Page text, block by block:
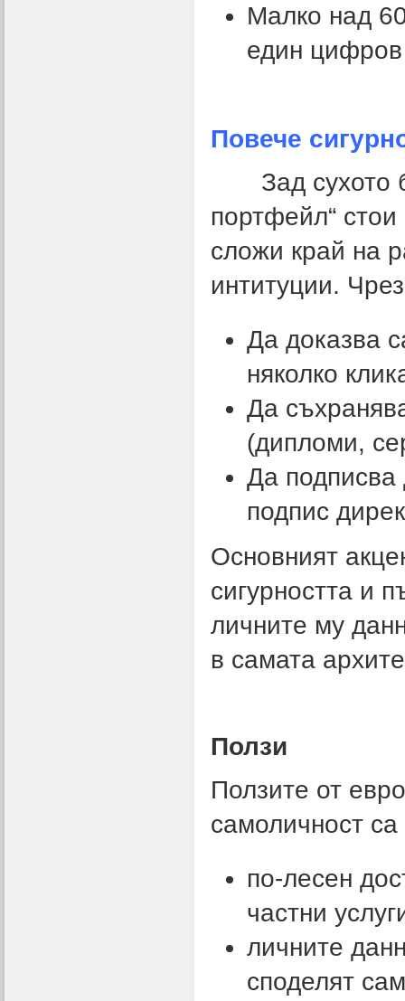
Малко над
един цифров
Повече
Зад сухото
портфейл“
сложи край на
интитуции.
Да доказва
няколко
Да
(дипломи,
Да подписва
подпис
Основният
сигурността и
личните му
в самата
Ползи
Ползите от
самоличност
по-лесен
частни
личните
споделят